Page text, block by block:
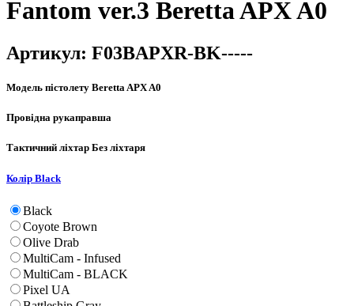
Fantom ver.3 Beretta APX A0
Артикул: F03BAPXR-BK-----
Модель пістолету Beretta APX A0
Провідна рукаправша
Тактичний ліхтар Без ліхтаря
Колір Black
Black
Coyote Brown
Olive Drab
MultiCam - Infused
MultiCam - BLACK
Pixel UA